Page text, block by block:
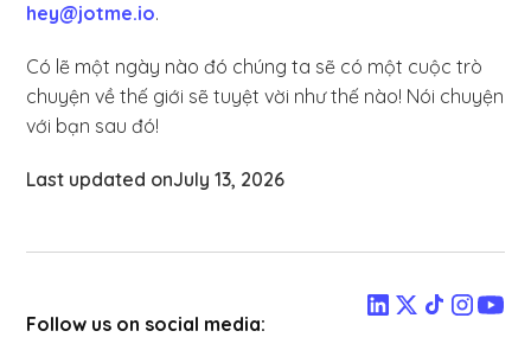
hey@jotme.io.
Có lẽ một ngày nào đó chúng ta sẽ có một cuộc trò
chuyện về thế giới sẽ tuyệt vời như thế nào! Nói chuyện
với bạn sau đó!
Last updated onJuly 13, 2026
Follow us on social media: